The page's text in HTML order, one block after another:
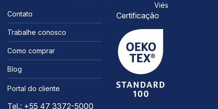
Viés
Contato
Trabalhe conosco
Como comprar
Blog
Portal do cliente
Tel.: +55 47 3372-5000
Certificação